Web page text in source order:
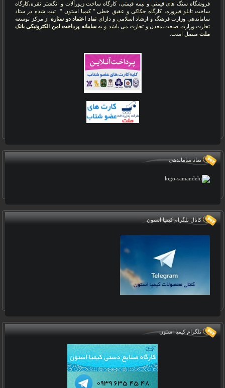
فروشگاه سنگ های قیمتی و نیمه قیمتی، کارگاه ساخت زیورآلات و انگشتر نقره،کارگاه
ساخت تابلو فیروزه، کارگاه حکاکی و عقیق خطی " کیمیا استون " ثبت شده در ستاد
ساماندهی وزارت فرهنگ و ارشاد اسلامی و داراینماد اعتماد دو ستاره از مرکز توسعه
تجارت وزارت صنعت،معدن و تجارت می باشد و بهسامانه پرداخت امن الکترونیکی بانک
ملت متصل است.
نماد ساماندهی
کانال تلگرام کیمیا استون
تلگرام کیمیا استون